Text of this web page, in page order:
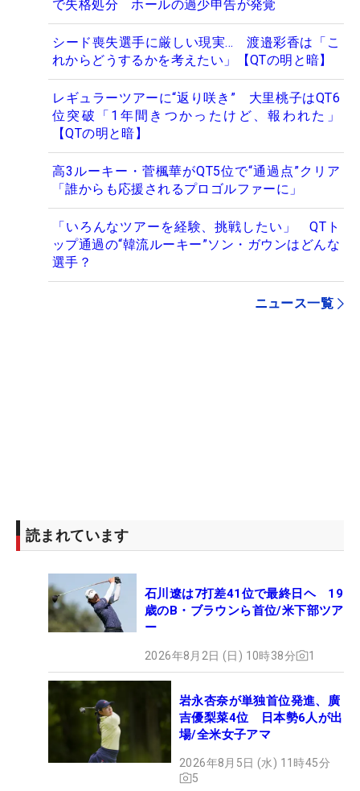
で失格処分 ホールの過少申告が発覚
シード喪失選手に厳しい現実… 渡邉彩香は「こ
れからどうするかを考えたい」【QTの明と暗】
レギュラーツアーに“返り咲き” 大里桃子はQT6
位突破「1年間きつかったけど、報われた」
【QTの明と暗】
高3ルーキー・菅楓華がQT5位で“通過点”クリア
「誰からも応援されるプロゴルファーに」
「いろんなツアーを経験、挑戦したい」 QTト
ップ通過の“韓流ルーキー”ソン・ガウンはどんな
選手？
ニュース一覧
読まれています
石川遼は7打差41位で最終日ヘ 19
歳のB・ブラウンら首位/米下部ツア
ー
2026年8月2日 (日) 10時38分 1
岩永杏奈が単独首位発進、廣
吉優梨菜4位 日本勢6人が出
場/全米女子アマ
2026年8月5日 (水) 11時45分
5